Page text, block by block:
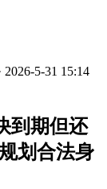
2026-5-31 15:14
到期但还
划合法身